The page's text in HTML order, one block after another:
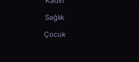
Sağlık
Çocuk